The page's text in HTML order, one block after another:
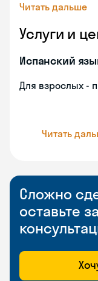
Читать дальше
Услуги и
Испанский
Для взрослых -
Читать
Сложно
оставьте